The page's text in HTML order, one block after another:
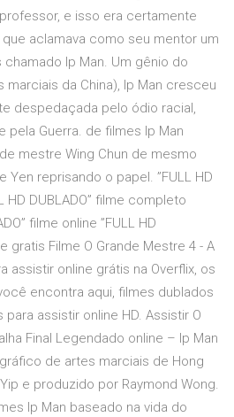
e isso era certamente
aclamava como seu mentor um
Ip Man. Um gênio do
marciais da China), Ip Man cresceu
despedaçada pelo ódio racial,
pela Guerra. de filmes Ip Man
mestre Wing Chun de mesmo
Yen reprisando o papel. ”FULL HD
HD DUBLADO” filme completo
filme online ”FULL HD
gratis Filme O Grande Mestre 4 - A
assistir online grátis na Overflix, os
encontra aqui, filmes dublados
assistir online HD. Assistir O
Final Legendado online – Ip Man
de artes marciais de Hong
e produzido por Raymond Wong.
Ip Man baseado na vida do